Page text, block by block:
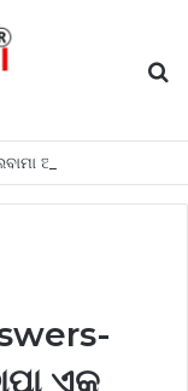
ଏକ